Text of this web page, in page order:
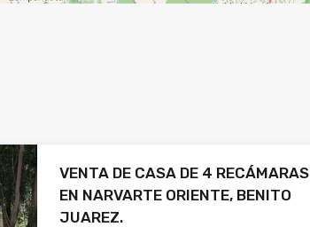
VENTA DE CASA DE 4 RECÁMARAS
EN NARVARTE ORIENTE, BENITO
JUAREZ.